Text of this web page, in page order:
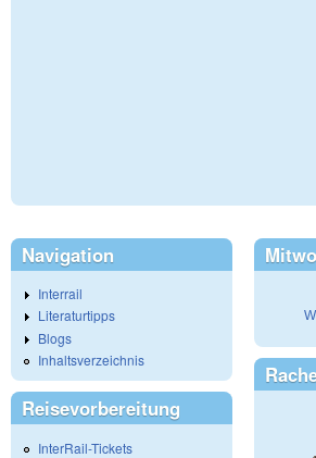
Navigation
Interrail
Literaturtipps
Blogs
Inhaltsverzeichnis
Reisevorbereitung
InterRail-Tickets